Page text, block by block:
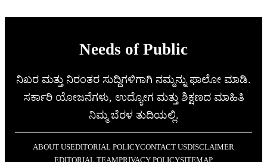
Needs of Public
ನಿಖರ ಮತ್ತು ನಿರಂತರ ಸುದ್ದಿಗಳಿಗಾಗಿ ನಮ್ಮನ್ನು ಫಾಲೋ ಮಾಡಿ.
ಸರ್ಕಾರಿ ಯೋಜನೆಗಳು, ಉದ್ಯೋಗ ಮತ್ತು ಶಿಕ್ಷಣದ ಮಾಹಿತಿ
ನಿಮ್ಮ ಬೆರಳ ತುದಿಯಲ್ಲಿ.
ABOUT USEDITORIAL POLICYCONTACT USDISCLAIMER
EDITORIAL TEAMPRIVACY POLICYSITEMAP